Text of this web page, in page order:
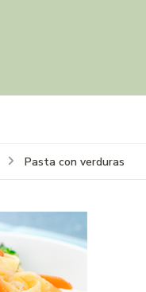
Pasta con verduras